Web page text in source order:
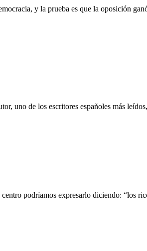
y la prueba es que la oposición
uno de los escritores españoles más
podríamos expresarlo diciendo: “los